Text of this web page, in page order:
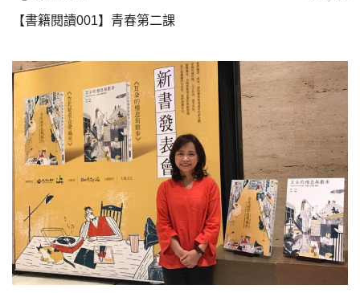
【書籍閱讀001】青春第二課